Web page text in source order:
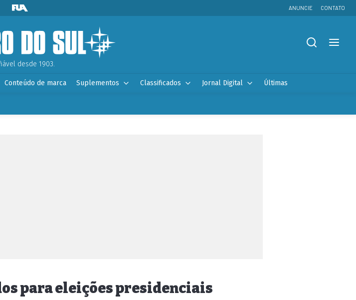
ANUNCIE CONTATO
desde 1903.
Conteúdo de marca Suplementos Classificados Jornal Digital Últimas
para eleições presidenciais